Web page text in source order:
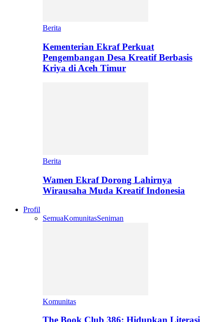
Berita
Kementerian Ekraf Perkuat
Pengembangan Desa Kreatif Berbasis
Kriya di Aceh Timur
Berita
Wamen Ekraf Dorong Lahirnya
Wirausaha Muda Kreatif Indonesia
Profil
SemuaKomunitasSeniman
Komunitas